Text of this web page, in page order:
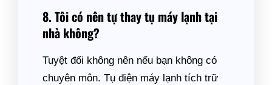
8. Tôi có nên tự thay tụ máy lạnh tại
nhà không?
Tuyệt đối không nên nếu bạn không có
chuyên môn. Tụ điện máy lạnh tích trữ